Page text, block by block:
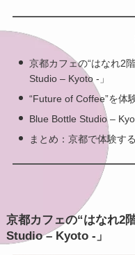
京都カフェの“はなれ2
Studio – Kyoto -」
“Future of Coffee”を体
Blue Bottle Studio –
まとめ：京都で体験す
京都カフェの“はなれ2
Studio – Kyoto -」